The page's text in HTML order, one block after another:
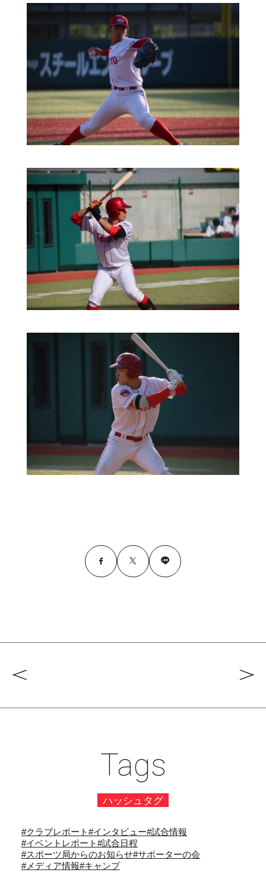
Tags
ハッシュタグ
#クラブレポート#インタビュー#試合情報
#イベントレポート#試合日程
#スポーツ局からのお知らせ#サポーターの会
#メディア情報#キャンプ